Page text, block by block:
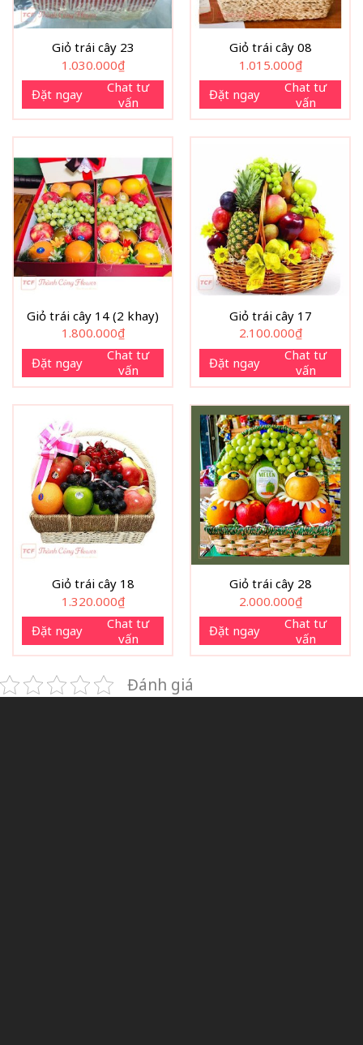
Giỏ trái cây 23
1.030.000₫
Đặt ngay
Chat tư
vấn
Giỏ trái cây 08
1.015.000₫
Đặt ngay
Chat tư
vấn
Giỏ trái cây 14 (2 khay)
1.800.000₫
Đặt ngay
Chat tư
vấn
Giỏ trái cây 17
2.100.000₫
Đặt ngay
Chat tư
vấn
Giỏ trái cây 18
1.320.000₫
Đặt ngay
Chat tư
vấn
Giỏ trái cây 28
2.000.000₫
Đặt ngay
Chat tư
vấn
Đánh giá